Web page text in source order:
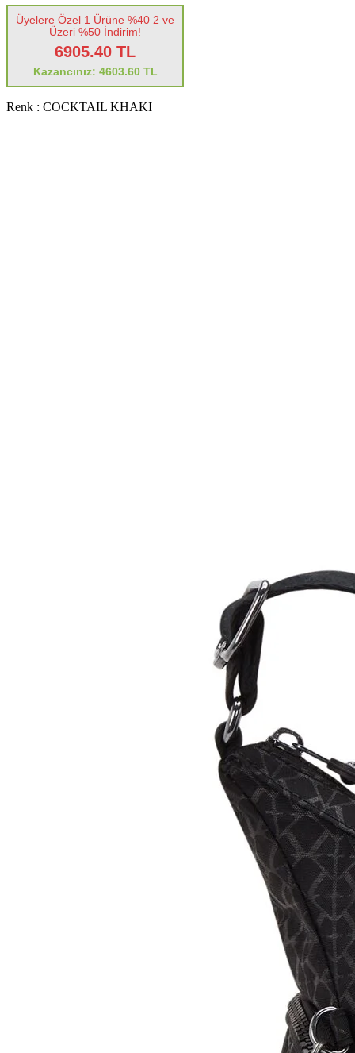
Üyelere Özel 1 Ürüne %40 2 ve
Üzeri %50 İndirim!
6905.40 TL
Kazancınız: 4603.60 TL
Renk : COCKTAIL KHAKI